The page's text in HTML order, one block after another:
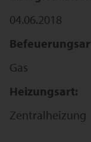
04.06.2018
Gas
Heizungsart:
Zentralheizung